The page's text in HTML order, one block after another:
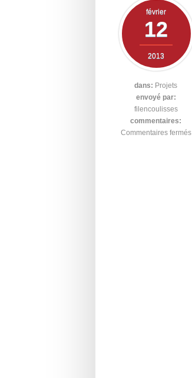
février
12
2013
dans: Projets
envoyé par:
filencoulisses
commentaires:
Commentaires fermés